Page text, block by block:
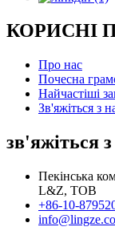
КОРИСНІ
Про нас
Почесна
Найчастіші
Зв'яжіться з
зв'яжіться
Пекінська
L&Z, ТОВ
+86-10-